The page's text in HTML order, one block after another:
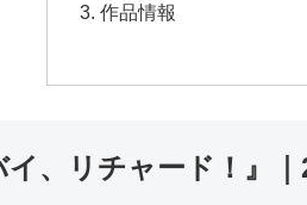
作品情報
イ、リチャード！』